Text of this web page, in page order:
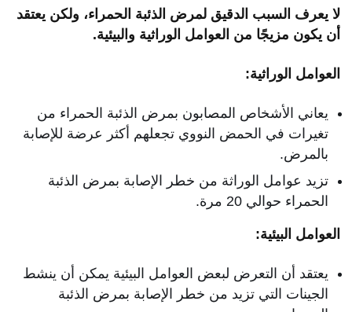
لا يعرف السبب الدقيق لمرض الذئبة الحمراء، ولكن يعتقد
أن يكون مزيجًا من العوامل الوراثية والبيئية.
العوامل الوراثية:
يعاني الأشخاص المصابون بمرض الذئبة الحمراء من
تغيرات في الحمض النووي تجعلهم أكثر عرضة للإصابة
بالمرض.
تزيد عوامل الوراثة من خطر الإصابة بمرض الذئبة
الحمراء حوالي 20 مرة.
العوامل البيئية:
يعتقد أن التعرض لبعض العوامل البيئية يمكن أن ينشط
الجينات التي تزيد من خطر الإصابة بمرض الذئبة